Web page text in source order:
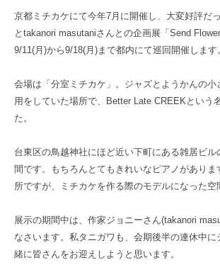
京都ミチカケにて今年7月に開催し、大変好評だ
とtakanori masutaniさんとの企画展「Send
9/11(月)から9/18(月)まで都内にて巡回開催します
会場は「分室ミチカケ」。ジャズとようかんの小
用をしていた場所で、Better Late CREEKという
た。
台東区の鳥越神社にほど近い下町にある雑居ビ
間です。もちろんとてもきれいなピアノがあり
所ですが、ミチカケを作る際のモデルになった空
展示の期間中は、作家ジョニーさん(takanori
なさいます。私タニガワも、会期後半の連休中に
緒に皆さんをお迎えしようと思います。